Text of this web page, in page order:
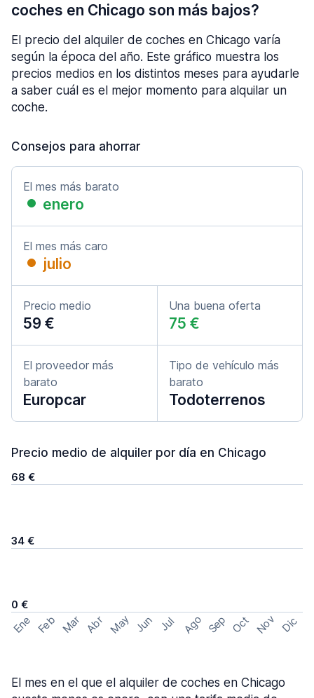
coches en Chicago son más bajos?
El precio del alquiler de coches en Chicago varía
según la época del año. Este gráfico muestra los
precios medios en los distintos meses para ayudarle
a saber cuál es el mejor momento para alquilar un
coche.
Consejos para ahorrar
El mes más barato
enero
El mes más caro
julio
Precio medio
59 €
Una buena oferta
75 €
El proveedor más
barato
Europcar
Tipo de vehículo más
barato
Todoterrenos
Precio medio de alquiler por día en Chicago
68 €
34 €
0 €
Ene Feb Mar Abr May Jun Jul Ago Sep Oct Nov Dic
El mes en el que el alquiler de coches en Chicago